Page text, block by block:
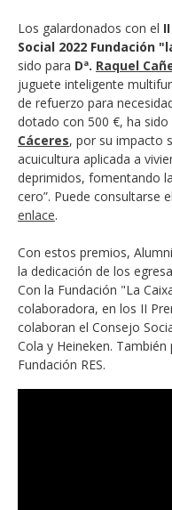
Los galardonados con el
Social 2022 Fundación
sido para Dª. Raquel
juguete inteligente
de refuerzo para
dotado con 500 €, ha sido
Cáceres, por su impacto
acuicultura aplicada a
deprimidos, fomentando
cero”. Puede consultarse
enlace.
Con estos premios,
la dedicación de los
Con la Fundación "La
colaboradora, en los II
colaboran el Consejo
Cola y Heineken.
Fundación RES.